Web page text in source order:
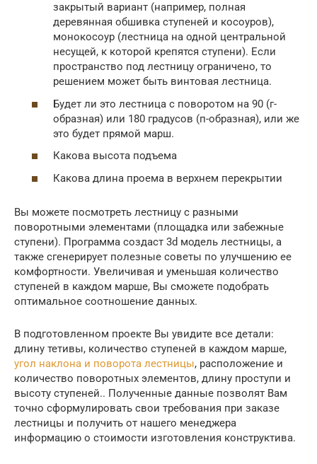
закрытый вариант (например, полная
деревянная обшивка ступеней и косоуров),
монокосоур (лестница на одной центральной
несущей, к которой крепятся ступени). Если
пространство под лестницу ограничено, то
решением может быть винтовая лестница.
Будет ли это лестница с поворотом на 90 (г-
образная) или 180 градусов (п-образная), или же
это будет прямой марш.
Какова высота подъема
Какова длина проема в верхнем перекрытии
Вы можете посмотреть лестницу с разными
поворотными элементами (площадка или забежные
ступени). Программа создаст 3d модель лестницы, а
также сгенерирует полезные советы по улучшению ее
комфортности. Увеличивая и уменьшая количество
ступеней в каждом марше, Вы сможете подобрать
оптимальное соотношение данных.
В подготовленном проекте Вы увидите все детали:
длину тетивы, количество ступеней в каждом марше,
угол наклона и поворота лестницы, расположение и
количество поворотных элементов, длину проступи и
высоту ступеней.. Полученные данные позволят Вам
точно сформулировать свои требования при заказе
лестницы и получить от нашего менеджера
информацию о стоимости изготовления конструктива.